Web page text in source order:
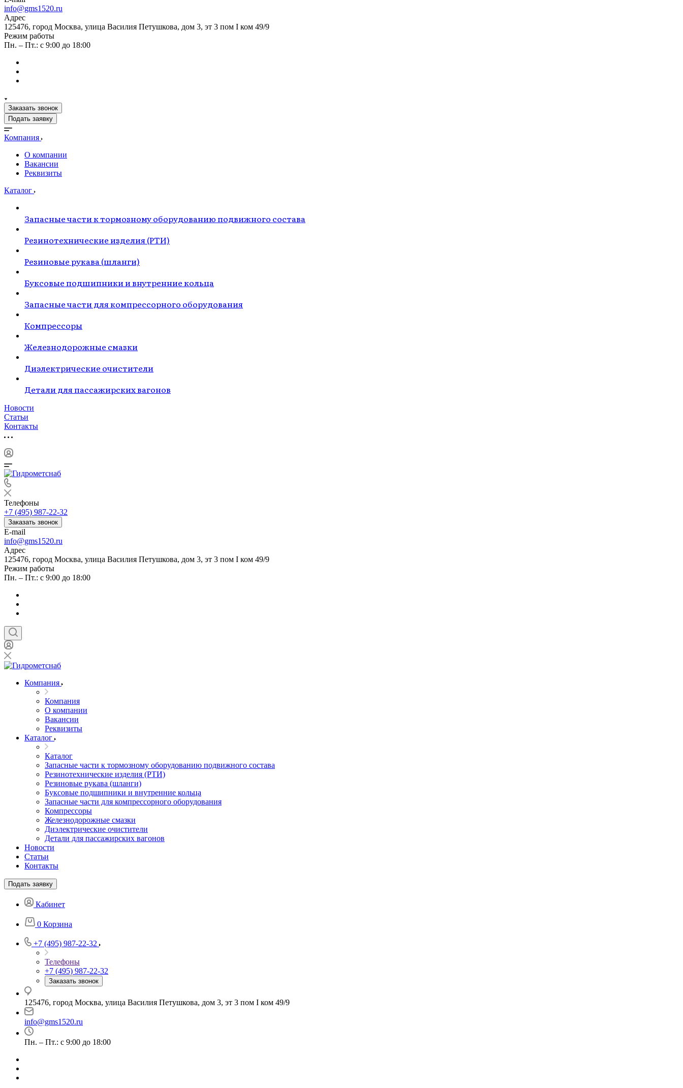
info@gms1520.ru
Адрес
125476, город Москва, улица Василия Петушкова, дом 3, эт 3 пом I ком 49/9
Режим работы
Пн. – Пт.: с 9:00 до 18:00
Заказать звонок
Подать заявку
Компания
О компании
Вакансии
Реквизиты
Каталог
Запасные части к тормозному оборудованию подвижного состава
Резинотехнические изделия (РТИ)
Резиновые рукава (шланги)
Буксовые подшипники и внутренние кольца
Запасные части для компрессорного оборудования
Компрессоры
Железнодорожные смазки
Диэлектрические очистители
Детали для пассажирских вагонов
Новости
Статьи
Контакты
Телефоны
+7 (495) 987-22-32
Заказать звонок
E-mail
info@gms1520.ru
Адрес
125476, город Москва, улица Василия Петушкова, дом 3, эт 3 пом I ком 49/9
Режим работы
Пн. – Пт.: с 9:00 до 18:00
Компания
Компания
О компании
Вакансии
Реквизиты
Каталог
Каталог
Запасные части к тормозному оборудованию подвижного состава
Резинотехнические изделия (РТИ)
Резиновые рукава (шланги)
Буксовые подшипники и внутренние кольца
Запасные части для компрессорного оборудования
Компрессоры
Железнодорожные смазки
Диэлектрические очистители
Детали для пассажирских вагонов
Новости
Статьи
Контакты
Подать заявку
Кабинет
0 Корзина
+7 (495) 987-22-32
Телефоны
+7 (495) 987-22-32
Заказать звонок
125476, город Москва, улица Василия Петушкова, дом 3, эт 3 пом I ком 49/9
info@gms1520.ru
Пн. – Пт.: с 9:00 до 18:00